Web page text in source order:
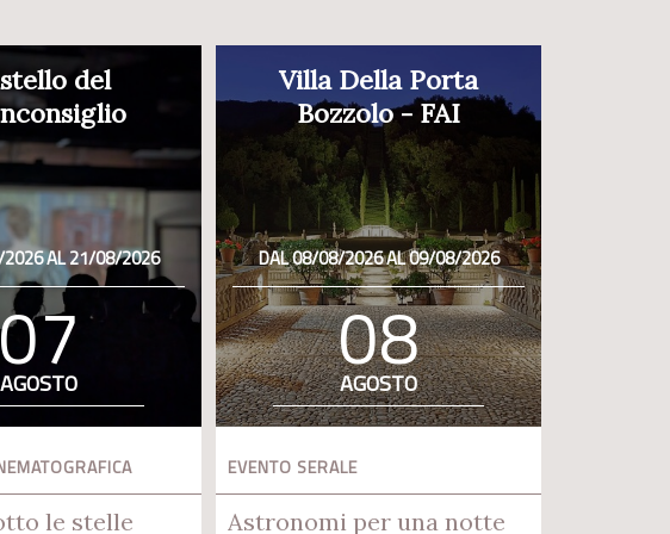
del
AL 21/08/2026
AGOSTO
le stelle
Villa Della Porta
Bozzolo - FAI
DAL 08/08/2026 AL 09/08/2026
08
AGOSTO
EVENTO SERALE
Astronomi per una notte